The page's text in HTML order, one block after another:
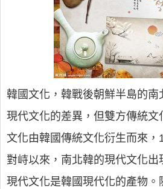
韓國文化，韓戰後朝鮮半島的
現代文化的差異，但雙方傳統文
文化由韓國傳統文化衍生而來，
對峙以來，南北韓的現代文化出
現代文化是韓國現代化的產物。